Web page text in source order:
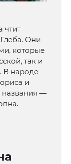
чтит
Они
которые
так и
В народе
и
названия —